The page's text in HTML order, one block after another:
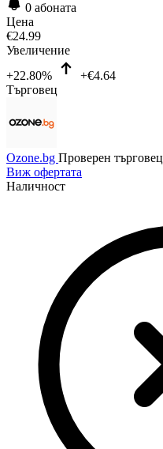
0 абоната
Цена
€24.99
Увеличение
+22.80%
+€4.64
Търговец
Ozone.bg Проверен търговец
Виж офертата
Наличност